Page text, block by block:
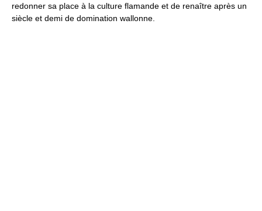
redonner sa place à la culture flamande et de renaître après un
siècle et demi de domination wallonne.